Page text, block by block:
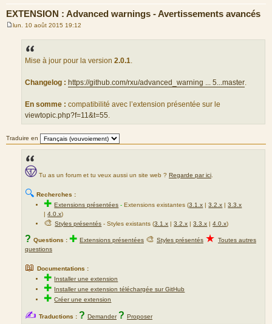
EXTENSION : Advanced warnings - Avertissements avancés
lun. 10 août 2015 19:12
Mise à jour pour la version 2.0.1.
Changelog : https://github.com/rxu/advanced_warning ... 5...master.
En somme : compatibilité avec l’extension présentée sur le
viewtopic.php?f=11&t=55.
Traduire en
Tu as un forum et tu veux aussi un site web ? Regarde par ici
🔍 Recherches :
✚Extensions présentées -Extensions existantes (3.1.x |3.2.x |3.3.x
|4.0.x)
🎨Styles présentés - Styles existants (3.1.x |3.2.x |3.3.x |4.0.x)
? Questions : ✚ Extensions présentées 🎨 Styles présentés ★ Toutes autres
questions
📖 Documentations :
✚ Installer une extension
✚ Installer une extension téléchargée sur GitHub
✚Créer une extension
✍ Traductions : ? Demander ? Proposer